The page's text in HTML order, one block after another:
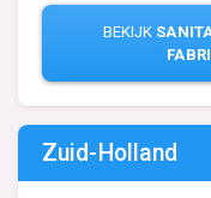
BEKIJK
Zuid-Holland